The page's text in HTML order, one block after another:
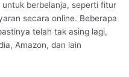
berbelanja, seperti fitur
secara online. Beberapa
telah tak asing lagi,
Amazon, dan lain